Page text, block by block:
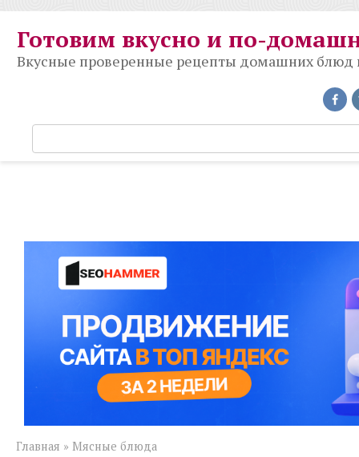
контенту
Готовим вкусно и по-
Вкусные проверенные рецепты домашних блюд
о
Главная » Мясные блюда